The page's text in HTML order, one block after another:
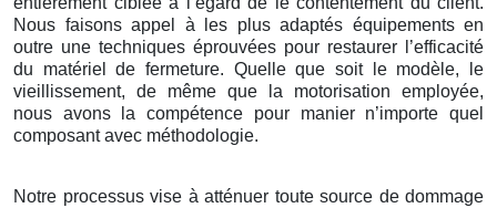
Nous faisons appel à les plus adaptés équipements en
outre une techniques éprouvées pour restaurer l’efficacité
du matériel de fermeture. Quelle que soit le modèle, le
vieillissement, de même que la motorisation employée,
nous avons la compétence pour manier n’importe quel
composant avec méthodologie.
Notre processus vise à atténuer toute source de dommage